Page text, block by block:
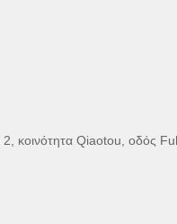
κοινότητα Qiaotou, οδός